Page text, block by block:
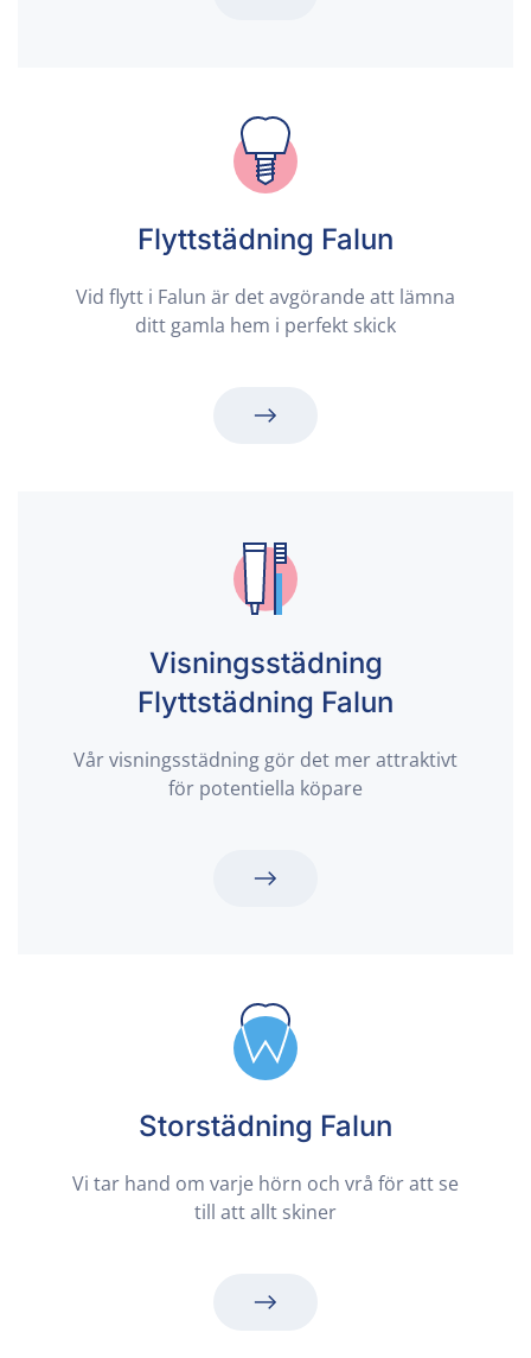
Flyttstädning Falun
Vid flytt i Falun är det avgörande att lämna
ditt gamla hem i perfekt skick
Visningsstädning
Flyttstädning Falun
Vår visningsstädning gör det mer attraktivt
för potentiella köpare
Storstädning Falun
Vi tar hand om varje hörn och vrå för att se
till att allt skiner